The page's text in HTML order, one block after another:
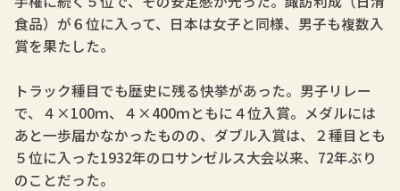
食品）が６位に入って、日本は女子と同様、男子も複数入
賞を果たした。
トラック種目でも歴史に残る快挙があった。男子リレー
で、４×100ｍ、４×400ｍともに４位入賞。メダルには
あと一歩届かなかったものの、ダブル入賞は、２種目とも
５位に入った1932年のロサンゼルス大会以来、72年ぶり
のことだった。